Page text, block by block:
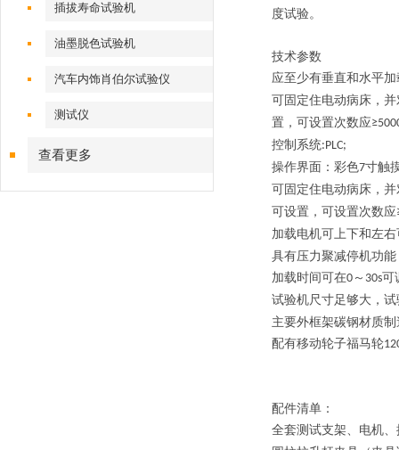
插拔寿命试验机
油墨脱色试验机
汽车内饰肖伯尔试验仪
测试仪
查看更多
度试验。
技术参数
应至少有垂直和水平
可固定住电动病床，
置，可设置次数应
控制系统:PLC;
操作界面：彩色7寸触
可固定住电动病床，
可设置，可设置次数应
加载电机可上下和左
具有压力聚减停机功能
加载时间可在0 ～ 30s可
试验机尺寸足够大，
主要外框架碳钢材质制
配有移动轮子福马轮
配件清单：
全套测试支架、电机